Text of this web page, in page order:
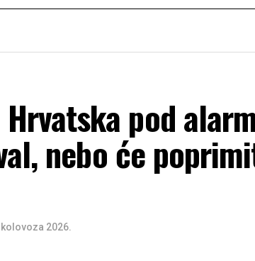
Hrvatska pod
nebo će
kolovoza 2026.